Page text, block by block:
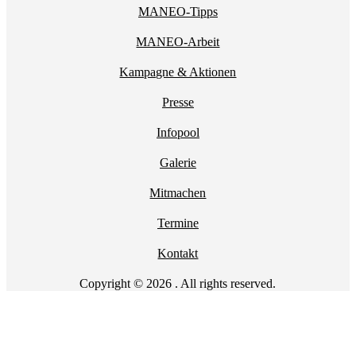
MANEO-Tipps
MANEO-Arbeit
Kampagne & Aktionen
Presse
Infopool
Galerie
Mitmachen
Termine
Kontakt
Copyright © 2026 . All rights reserved.